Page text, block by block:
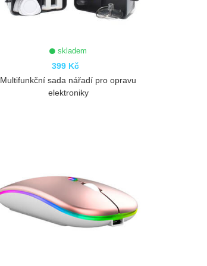
skladem
399 Kč
Multifunkční sada nářadí pro opravu
elektroniky